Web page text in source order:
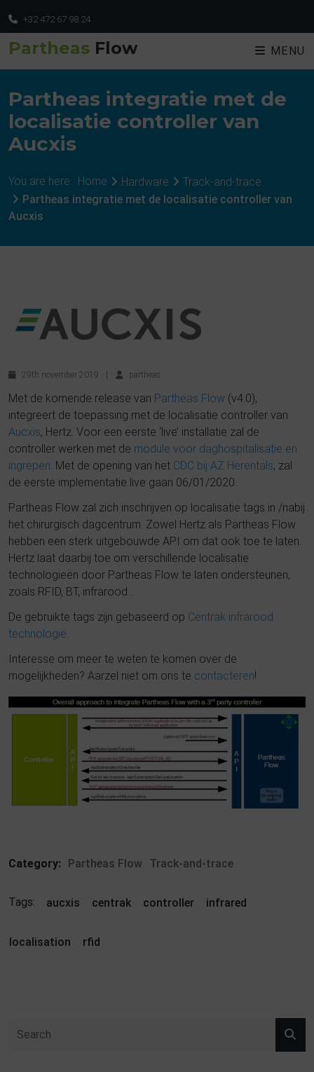
+32 472 67 98 24
Partheas Flow MENU
Partheas integratie met de
localisatie controller van
Aucxis
You are here: Home Hardware
Track-and-trace
Partheas integratie met de localisatie controller van
Aucxis
29th november 2019 partheas
Met de komende release van Partheas Flow (v4.0),
integreert de toepassing met de localisatie controller van
Aucxis, Hertz. Voor een eerste ‘live’ installatie zal de
controller werken met de module voor daghospitalisatie en
ingrepen. Met de opening van het CDC bij AZ Herentals, zal
de eerste implementatie live gaan 06/01/2020.
Partheas Flow zal zich inschrijven op localisatie tags in /nabij
het chirurgisch dagcentrum. Zowel Hertz als Partheas Flow
hebben een sterk uitgebouwde API om dat ook toe te laten.
Hertz laat daarbij toe om verschillende localisatie
technologieën door Partheas Flow te laten ondersteunen,
zoals RFID, BT, infrarood…
De gebruikte tags zijn gebaseerd op Centrak infrarood
technologie.
Interesse om meer te weten te komen over de
mogelijkheden? Aarzel niet om ons te contacteren!
Category: Partheas Flow Track-and-trace
Tags: aucxis centrak controller infrared
localisation rfid